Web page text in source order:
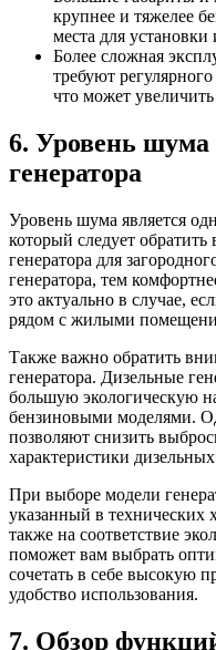
крупнее и тяжелее
места для
Более сложная
требуют
что может
6. Уровень шума
генератора
Уровень шума является
который следует
генератора для
генератора, тем
это актуально в случае,
рядом с жилыми
Также важно обратить
генератора. Дизельные
большую экологическую
бензиновыми моделями.
позволяют снизить
характеристики
При выборе модели
указанный в технических
также на соответствие
поможет вам выбрать
сочетать в себе высокую
удобство использования.
7. Обзор